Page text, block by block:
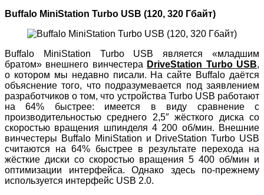
Buffalo MiniStation Turbo USB (120, 320 Гбайт)
Buffalo MiniStation Turbo USB является «младшим
братом» внешнего винчестера DriveStation Turbo USB,
о котором мы недавно писали. На сайте Buffalo даётся
объяснение того, что подразумевается под заявлением
разработчиков о том, что устройства Turbo USB работают
на 64% быстрее: имеется в виду сравнение с
производительностью среднего 2,5″ жёсткого диска со
скоростью вращения шпинделя 4 200 об/мин. Внешние
винчестеры Buffalo MiniStation и DriveStation Turbo USB
считаются на 64% быстрее в результате перехода на
жёсткие диски со скоростью вращения 5 400 об/мин и
оптимизации интерфейса. Однако здесь по-прежнему
используется интерфейс USB 2.0.